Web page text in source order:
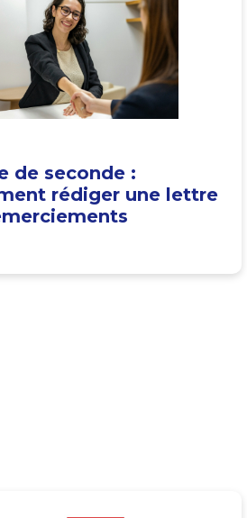
de seconde :
rédiger une lettre